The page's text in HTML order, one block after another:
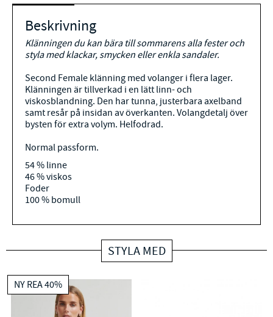
Beskrivning
Klänningen du kan bära till sommarens alla fester och
styla med klackar, smycken eller enkla sandaler.
Second Female klänning med volanger i flera lager.
Klänningen är tillverkad i en lätt linn- och
viskosblandning. Den har tunna, justerbara axelband
samt resår på insidan av överkanten. Volangdetalj över
bysten för extra volym. Helfodrad.
Normal passform.
54 % linne
46 % viskos
Foder
100 % bomull
STYLA MED
NY REA 40%